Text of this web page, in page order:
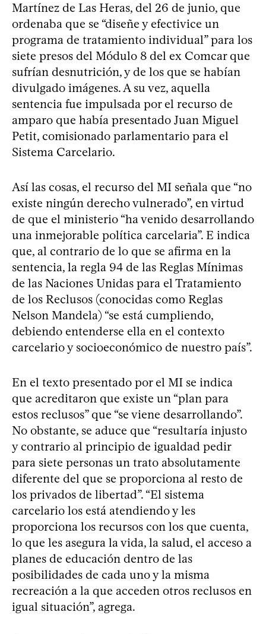
Martínez de Las Heras, del 26 de junio, que
ordenaba que se “diseñe y efectivice un
programa de tratamiento individual” para los
siete presos del Módulo 8 del ex Comcar que
sufrían desnutrición, y de los que se habían
divulgado imágenes. A su vez, aquella
sentencia fue impulsada por el recurso de
amparo que había presentado Juan Miguel
Petit, comisionado parlamentario para el
Sistema Carcelario.
Así las cosas, el recurso del MI señala que “no
existe ningún derecho vulnerado”, en virtud
de que el ministerio “ha venido desarrollando
una inmejorable política carcelaria”. E indica
que, al contrario de lo que se afirma en la
sentencia, la regla 94 de las Reglas Mínimas
de las Naciones Unidas para el Tratamiento
de los Reclusos (conocidas como Reglas
Nelson Mandela) “se está cumpliendo,
debiendo entenderse ella en el contexto
carcelario y socioeconómico de nuestro país”.
En el texto presentado por el MI se indica
que acreditaron que existe un “plan para
estos reclusos” que “se viene desarrollando”.
No obstante, se aduce que “resultaría injusto
y contrario al principio de igualdad pedir
para siete personas un trato absolutamente
diferente del que se proporciona al resto de
los privados de libertad”. “El sistema
carcelario los está atendiendo y les
proporciona los recursos con los que cuenta,
lo que les asegura la vida, la salud, el acceso a
planes de educación dentro de las
posibilidades de cada uno y la misma
recreación a la que acceden otros reclusos en
igual situación”, agrega.